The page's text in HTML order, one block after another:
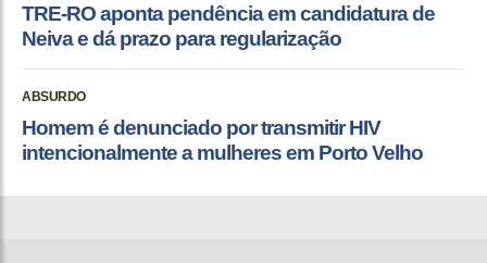
TRE-RO aponta pendência em candidatura de
Neiva e dá prazo para regularização
ABSURDO
Homem é denunciado por transmitir HIV
intencionalmente a mulheres em Porto Velho